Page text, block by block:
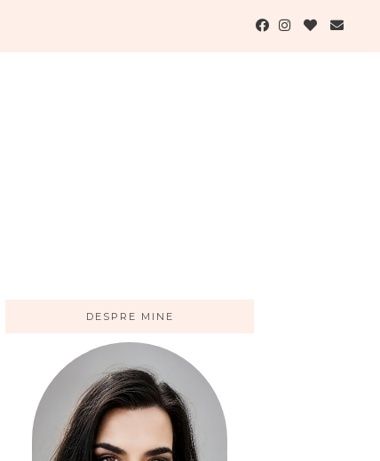
DESPRE MINE